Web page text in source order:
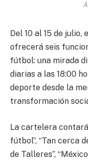
Del 10 al 15 de
ofrecerá seis
fútbol: una mirada
diarias a las 18:00
deporte desde la
transformación
La cartelera
fútbol”, “Tan cerca
de Talleres”,